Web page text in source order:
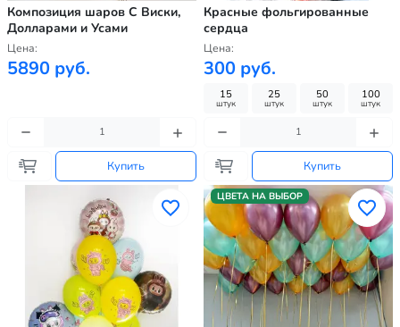
Композиция шаров С Виски,
Долларами и Усами
Цена:
5890 руб.
Купить
Красные фольгированные
сердца
Цена:
300 руб.
15
штук
25
штук
50
штук
100
штук
Купить
ЦВЕТА НА ВЫБОР